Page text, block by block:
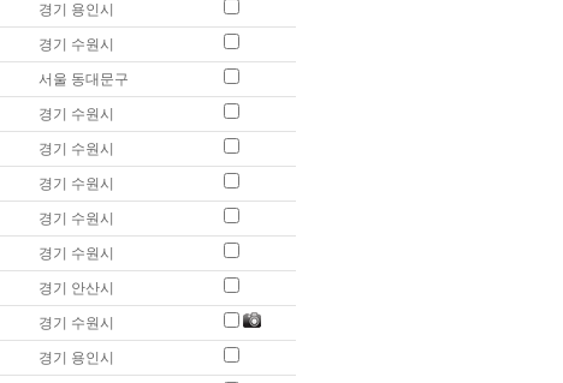
경기 용인시
경기 수원시
서울 동대문구
경기 수원시
경기 수원시
경기 수원시
경기 수원시
경기 수원시
경기 안산시
경기 수원시
경기 용인시